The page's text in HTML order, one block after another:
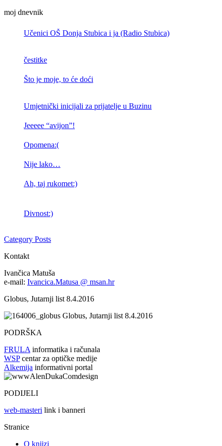
moj dnevnik
Učenici OŠ Donja Stubica i ja (Radio Stubica)
čestitke
Što je moje, to će doći
Umjetnički inicijali za prijatelje u Buzinu
Jeeeee “avijon”!
Opomena:(
Nije lako…
Ah, taj rukomet:)
Divnost:)
Category Posts
Kontakt
Ivančica Matuša
e-mail: Ivancica.Matusa @ msan.hr
Globus, Jutarnji list 8.4.2016
Globus, Jutarnji list 8.4.2016
PODRŠKA
FRULA informatika i računala
WSPcentar za optičke medije
Alkemija informativni portal
PODIJELI
web-masteri link i banneri
Stranice
O knjizi